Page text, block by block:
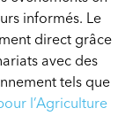
informés. Le
direct grâce
avec des
tels que
l’Agriculture